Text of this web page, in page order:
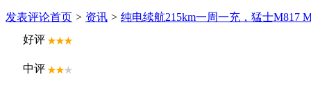
发表评论首页 > 资讯 > 纯电续航215km一周一充，猛士M817
好评
中评